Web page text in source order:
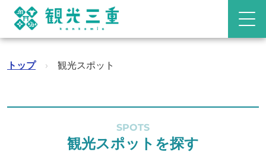
トップ › 観光スポット
SPOTS
観光スポットを探す